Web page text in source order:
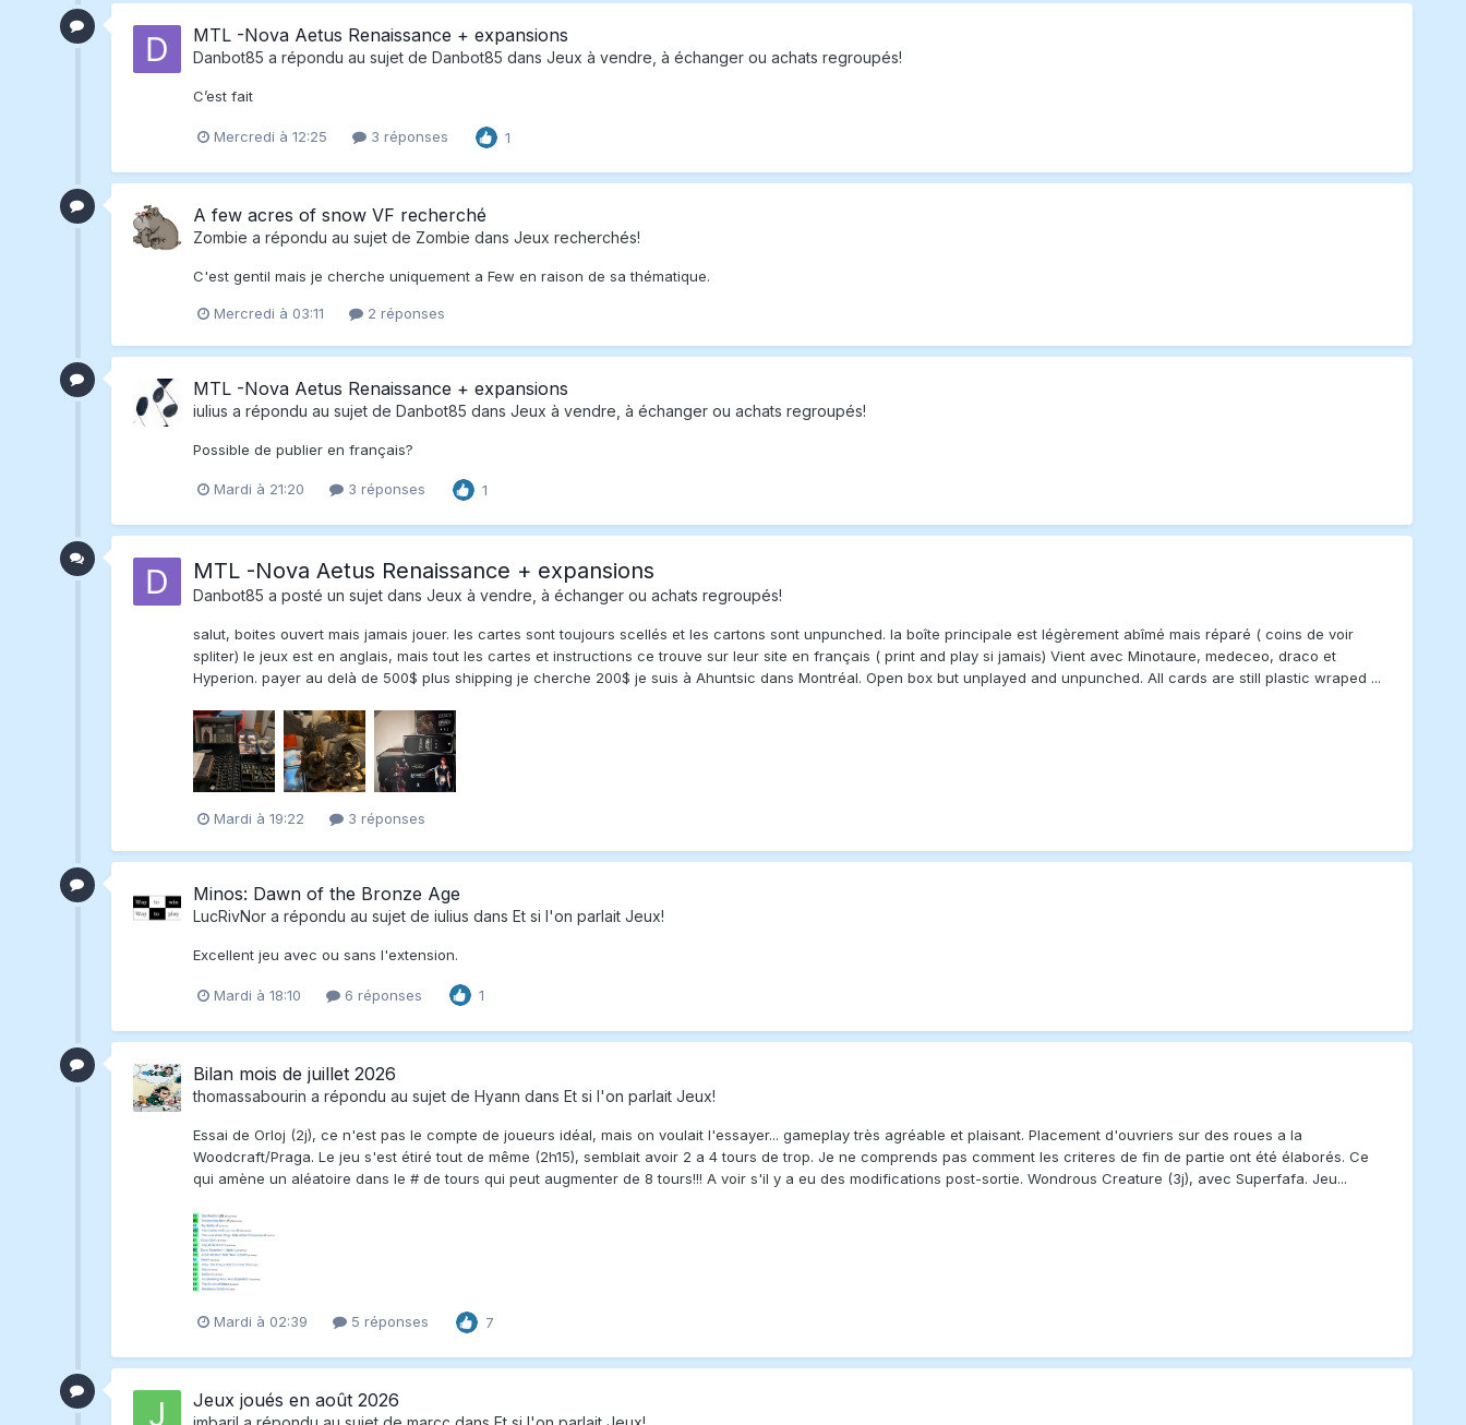
MTL -Nova Aetus Renaissance + expansions
Danbot85 a répondu au sujet de Danbot85 dans Jeux à vendre, à échanger ou achats regroupés!
C’est fait
Mercredi à 12:25 3 réponses 1
A few acres of snow VF recherché
Zombie a répondu au sujet de Zombie dans Jeux recherchés!
C'est gentil mais je cherche uniquement a Few en raison de sa thématique.
Mercredi à 03:11 2 réponses
MTL -Nova Aetus Renaissance + expansions
iulius a répondu au sujet de Danbot85 dans Jeux à vendre, à échanger ou achats regroupés!
Possible de publier en français?
Mardi à 21:20 3 réponses 1
MTL -Nova Aetus Renaissance + expansions
Danbot85 a posté un sujet dans Jeux à vendre, à échanger ou achats regroupés!
salut, boites ouvert mais jamais jouer. les cartes sont toujours scellés et les cartons sont unpunched. la boîte principale est légèrement abîmé mais réparé ( coins de voir
spliter) le jeux est en anglais, mais tout les cartes et instructions ce trouve sur leur site en français ( print and play si jamais) Vient avec Minotaure, medeceo, draco et
Hyperion. payer au delà de 500$ plus shipping je cherche 200$ je suis à Ahuntsic dans Montréal. Open box but unplayed and unpunched. All cards are still plastic wraped ...
Mardi à 19:22 3 réponses
Minos: Dawn of the Bronze Age
LucRivNora répondu au sujet de iulius dans Et si l'on parlait Jeux!
Excellent jeu avec ou sans l'extension.
Mardi à 18:10 6 réponses 1
Bilan mois de juillet 2026
thomassabourin a répondu au sujet de Hyann dans Et si l'on parlait Jeux!
Essai de Orloj (2j), ce n'est pas le compte de joueurs idéal, mais on voulait l'essayer... gameplay très agréable et plaisant. Placement d'ouvriers sur des roues a la
Woodcraft/Praga. Le jeu s'est étiré tout de même (2h15), semblait avoir 2 a 4 tours de trop. Je ne comprends pas comment les criteres de fin de partie ont été élaborés. Ce
qui amène un aléatoire dans le # de tours qui peut augmenter de 8 tours!!! A voir s'il y a eu des modifications post-sortie. Wondrous Creature (3j), avec Superfafa. Jeu...
Mardi à 02:39 5 réponses 7
Jeux joués en août 2026